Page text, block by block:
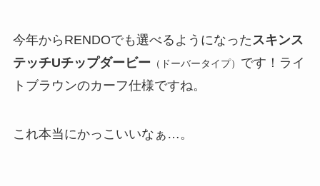
今年からRENDOでも選べるようになったスキンス
テッチUチップダービー （ドーバータイプ） です！ライ
トブラウンのカーフ仕様ですね。
これ本当にかっこいいなぁ…。